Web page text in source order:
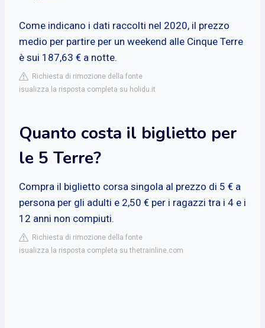
Come indicano i dati raccolti nel 2020, il prezzo
medio per partire per un weekend alle Cinque Terre
è sui 187,63 € a notte.
Richiesta di rimozione della fonte
isualizza la risposta completa su holidu.it
Quanto costa il biglietto per
le 5 Terre?
Compra il biglietto corsa singola al prezzo di 5 € a
persona per gli adulti e 2,50 € per i ragazzi tra i 4 e i
12 anni non compiuti.
Richiesta di rimozione della fonte
isualizza la risposta completa su thetrainline.com